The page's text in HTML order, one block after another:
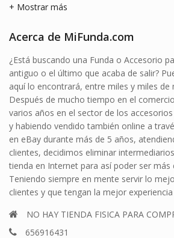
+ Mostrar más
Acerca de MiFunda.com
¿Está buscando una Funda o Accesorio
antiguo o el último que acaba de salir?
aquí lo encontrará, entre miles y miles de
Después de mucho tiempo en el
varios años en el sector de los
y habiendo vendido también online a
en eBay durante más de 5 años,
clientes, decidimos eliminar
tienda en Internet para así poder ser más
Teniendo siempre en mente servir lo
clientes y que tengan la mejor
NO HAY TIENDA FISICA PARA
656916431